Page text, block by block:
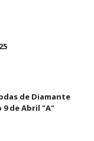
de Diamante
de Abril "A"